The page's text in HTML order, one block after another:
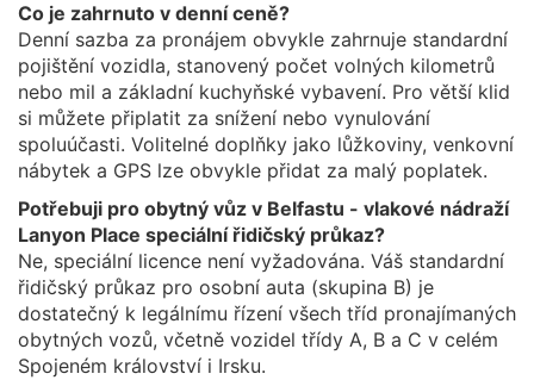
Co je zahrnuto v denní ceně?
Denní sazba za pronájem obvykle zahrnuje standardní
pojištění vozidla, stanovený počet volných kilometrů
nebo mil a základní kuchyňské vybavení. Pro větší klid
si můžete připlatit za snížení nebo vynulování
spoluúčasti. Volitelné doplňky jako lůžkoviny, venkovní
nábytek a GPS lze obvykle přidat za malý poplatek.
Potřebuji pro obytný vůz v Belfastu - vlakové nádraží
Lanyon Place speciální řidičský průkaz?
Ne, speciální licence není vyžadována. Váš standardní
řidičský průkaz pro osobní auta (skupina B) je
dostatečný k legálnímu řízení všech tříd pronajímaných
obytných vozů, včetně vozidel třídy A, B a C v celém
Spojeném království i Irsku.